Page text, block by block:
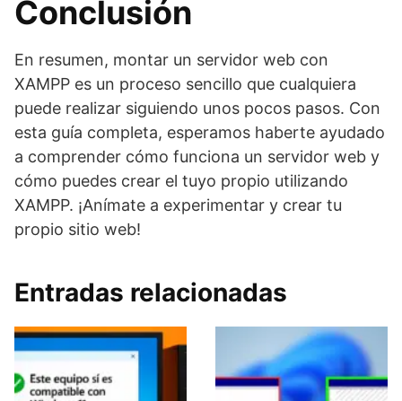
Conclusión
En resumen, montar un servidor web con
XAMPP es un proceso sencillo que cualquiera
puede realizar siguiendo unos pocos pasos. Con
esta guía completa, esperamos haberte ayudado
a comprender cómo funciona un servidor web y
cómo puedes crear el tuyo propio utilizando
XAMPP. ¡Anímate a experimentar y crear tu
propio sitio web!
Entradas relacionadas